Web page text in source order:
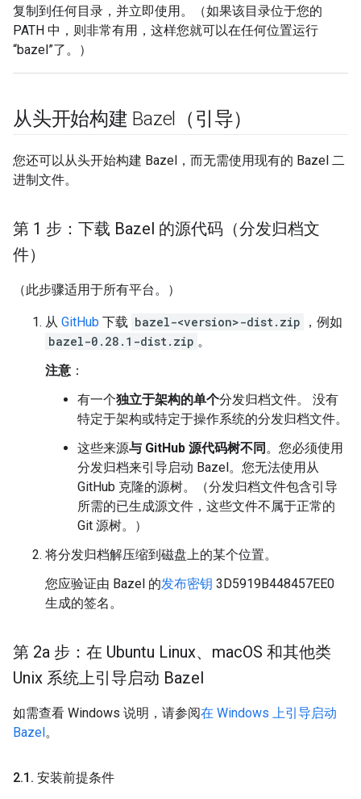
复制到任何目录，并立即使用。（如果该目录位于您的
PATH 中，则非常有用，这样您就可以在任何位置运行
“bazel”了。）
从头开始构建 Bazel（引导）
您还可以从头开始构建 Bazel，而无需使用现有的 Bazel 二
进制文件。
第 1 步：下载 Bazel 的源代码（分发归档文
件）
（此步骤适用于所有平台。）
从 GitHub 下载 bazel-<version>-dist.zip
，例如
bazel-0.28.1-dist.zip 。
注意 ：
有一个独立于架构的单个分发归档文件。 没有
特定于架构或特定于操作系统的分发归档文件。
这些来源与 GitHub 源代码树不同。您必须使用
分发归档来引导启动 Bazel。您无法使用从
GitHub 克隆的源树。（分发归档文件包含引导
所需的已生成源文件，这些文件不属于正常的
Git 源树。）
将分发归档解压缩到磁盘上的某个位置。
您应验证由 Bazel 的发布密钥 3D5919B448457EE0
生成的签名。
第 2a 步：在 Ubuntu Linux、macOS 和其他类
Unix 系统上引导启动 Bazel
如需查看 Windows 说明，请参阅在 Windows 上引导启动
Bazel。
2.1 . 安装前提条件